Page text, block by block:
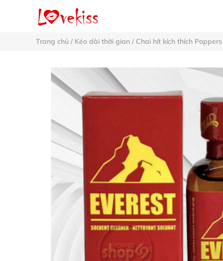
Trang chủ / Kéo dài thời gian / Chai hít kích thích Poppers